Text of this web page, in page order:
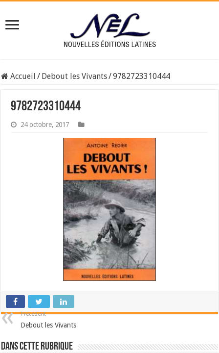
Accueil / Debout les Vivants/9782723310444
9782723310444
24 octobre, 2017
Précédent
Debout les Vivants
Dans cette Rubrique